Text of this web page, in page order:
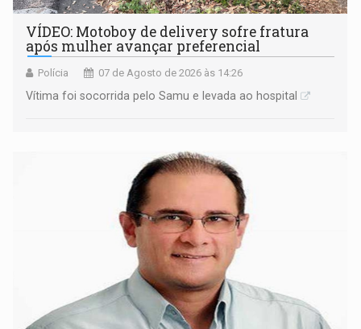
VÍDEO: Motoboy de delivery sofre fratura
após mulher avançar preferencial
Polícia 07 de Agosto de 2026 às 14:26
Vítima foi socorrida pelo Samu e levada ao hospital